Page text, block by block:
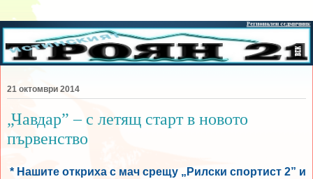
21 октомври 2014
„Чавдар” – с летящ старт в новото
първенство
* Нашите откриха с мач срещу „Рилски спортист 2” и